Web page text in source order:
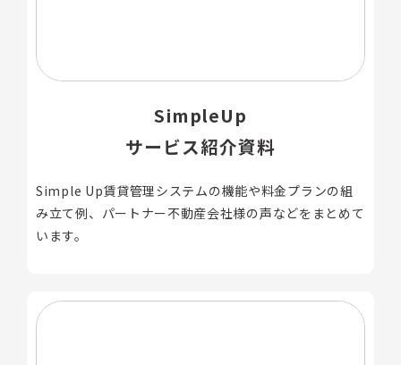
SimpleUp
サービス紹介資料
Simple Up賃貸管理システムの機能や料金プランの組
み立て例、パートナー不動産会社様の声などをまとめて
います。